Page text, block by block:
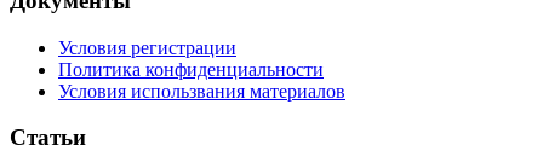
Условия регистрации
Политика конфиденциальности
Условия использвания материалов
Статьи